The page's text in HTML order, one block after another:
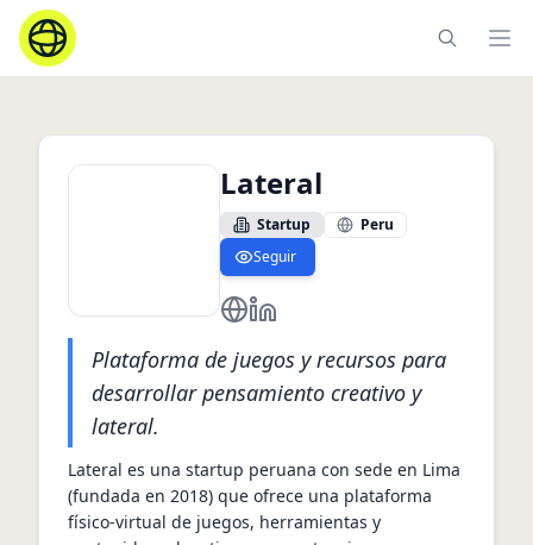
Lateral
Startup
Peru
Seguir
https://lateral.org/en/home
https://pe.linkedin.com/
Plataforma de juegos y recursos para
desarrollar pensamiento creativo y
lateral.
Lateral es una startup peruana con sede en Lima
(fundada en 2018) que ofrece una plataforma
físico‑virtual de juegos, herramientas y